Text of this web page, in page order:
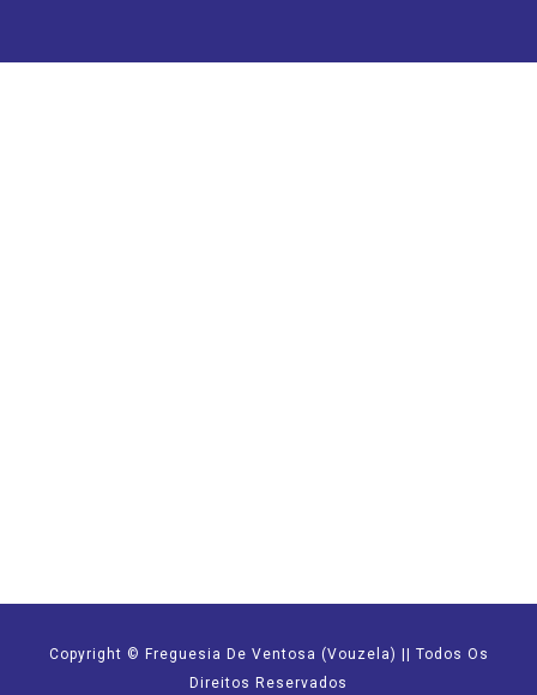
Copyright © Freguesia De Ventosa (Vouzela) || Todos Os
Direitos Reservados